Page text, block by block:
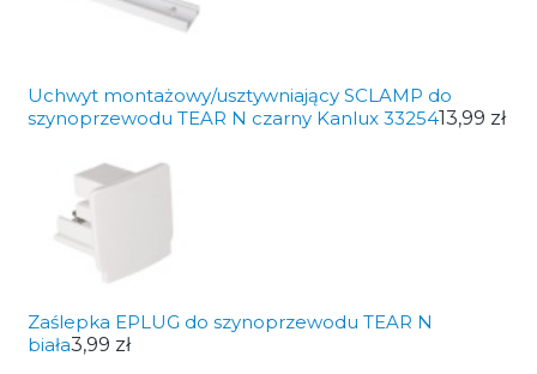
Uchwyt montażowy/usztywniający SCLAMP do
szynoprzewodu TEAR N czarny Kanlux 3325413,99 zł
Zaślepka EPLUG do szynoprzewodu TEAR N
biała3,99 zł